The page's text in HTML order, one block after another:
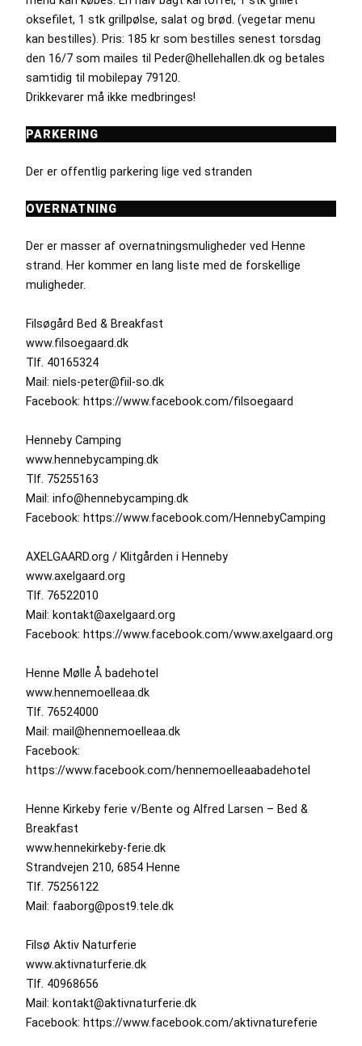
oksefilet, 1 stk grillpølse, salat og brød. (vegetar menu
kan bestilles). Pris: 185 kr som bestilles senest torsdag
den 16/7 som mailes til Peder@hellehallen.dk og betales
samtidig til mobilepay 79120.
Drikkevarer må ikke medbringes!
PARKERING
Der er offentlig parkering lige ved stranden
OVERNATNING
Der er masser af overnatningsmuligheder ved Henne
strand. Her kommer en lang liste med de forskellige
muligheder.
Filsøgård Bed & Breakfast
www.filsoegaard.dk
Tlf. 40165324
Mail: niels-peter@fiil-so.dk
Facebook: https://www.facebook.com/filsoegaard
Henneby Camping
www.hennebycamping.dk
Tlf. 75255163
Mail: info@hennebycamping.dk
Facebook: https://www.facebook.com/HennebyCamping
AXELGAARD.org / Klitgården i Henneby
www.axelgaard.org
Tlf. 76522010
Mail: kontakt@axelgaard.org
Facebook: https://www.facebook.com/www.axelgaard.org
Henne Mølle Å badehotel
www.hennemoelleaa.dk
Tlf. 76524000
Mail: mail@hennemoelleaa.dk
Facebook:
https://www.facebook.com/hennemoelleaabadehotel
Henne Kirkeby ferie v/Bente og Alfred Larsen – Bed &
Breakfast
www.hennekirkeby-ferie.dk
Strandvejen 210, 6854 Henne
Tlf. 75256122
Mail: faaborg@post9.tele.dk
Filsø Aktiv Naturferie
www.aktivnaturferie.dk
Tlf. 40968656
Mail: kontakt@aktivnaturferie.dk
Facebook: https://www.facebook.com/aktivnatureferie